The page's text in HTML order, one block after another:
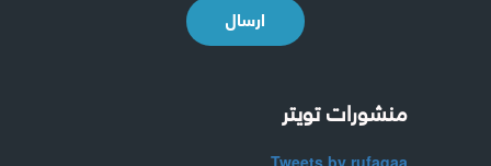
ارسال
منشورات تويتر
Tweets by rufaqaa